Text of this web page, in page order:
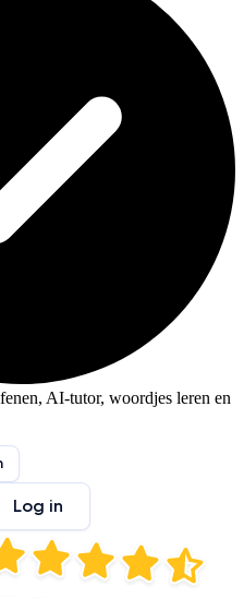
AI-tutor, woordjes leren en
Log in